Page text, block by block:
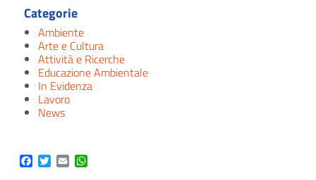
Categorie
Ambiente
Arte e Cultura
Attività e Ricerche
Educazione Ambientale
In Evidenza
Lavoro
News
Facebook
Twitter
Email